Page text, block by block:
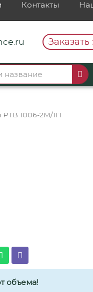
Контакты
Заказать
РТВ 1006-2М/1П
объема!